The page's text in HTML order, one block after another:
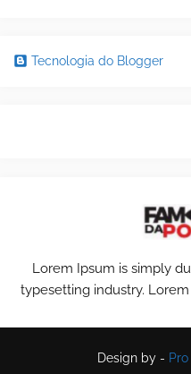
Tecnologia do Blogger
Lorem Ipsum is simply
typesetting industry.
Design by -